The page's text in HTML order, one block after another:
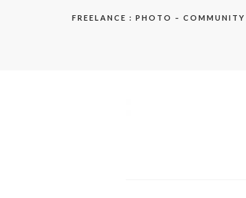
FREELANCE : PHOTO –